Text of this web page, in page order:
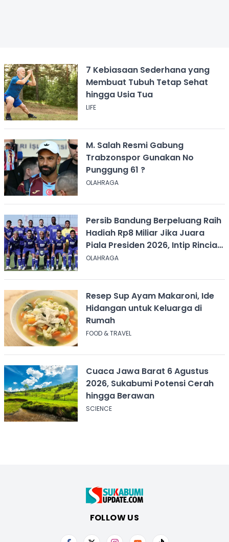
7 Kebiasaan Sederhana yang
Membuat Tubuh Tetap Sehat
hingga Usia Tua
LIFE
M. Salah Resmi Gabung
Trabzonspor Gunakan No
Punggung 61 ?
OLAHRAGA
Persib Bandung Berpeluang Raih
Hadiah Rp8 Miliar Jika Juara
Piala Presiden 2026, Intip Rincian
Bonusnya
OLAHRAGA
Resep Sup Ayam Makaroni, Ide
Hidangan untuk Keluarga di
Rumah
FOOD & TRAVEL
Cuaca Jawa Barat 6 Agustus
2026, Sukabumi Potensi Cerah
hingga Berawan
SCIENCE
FOLLOW US